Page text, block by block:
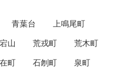
青葉台
上鳴尾町
山 荒戎町
荒木町
町 石刎町
泉町